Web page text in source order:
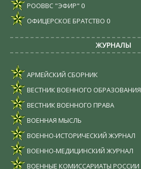
РООВВС "ЭФИР" 0
ОФИЦЕРСКОЕ БРАТСТВО 0
ЖУРНАЛЫ
АРМЕЙСКИЙ СБОРНИК
ВЕСТНИК ВОЕННОГО ОБРАЗОВАНИЯ
ВЕСТНИК ВОЕННОГО ПРАВА
ВОЕННАЯ МЫСЛЬ
ВОЕННО-ИСТОРИЧЕСКИЙ ЖУРНАЛ
ВОЕННО-МЕДИЦИНСКИЙ ЖУРНАЛ
ВОЕННЫЕ КОМИССАРИАТЫ РОССИИ